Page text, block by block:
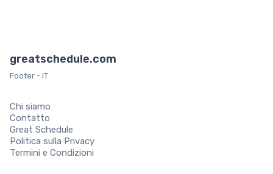
greatschedule.com
Footer - IT
Chi siamo
Contatto
Great Schedule
Politica sulla Privacy
Termini e Condizioni